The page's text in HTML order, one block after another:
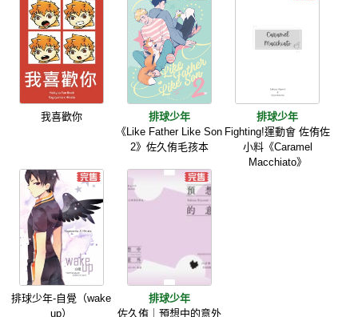
我喜歡你
排球少年
《Like Father Like Son
2》佐久侑毛孩本
排球少年
Fighting!運動會 佐侑佐
小料《Caramel
Macchiato》
排球少年-自覺（wake
up）
排球少年
佐久侑｜預想中的意外